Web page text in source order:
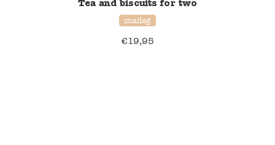
Tea and biscuits for two
maileg
€19,95